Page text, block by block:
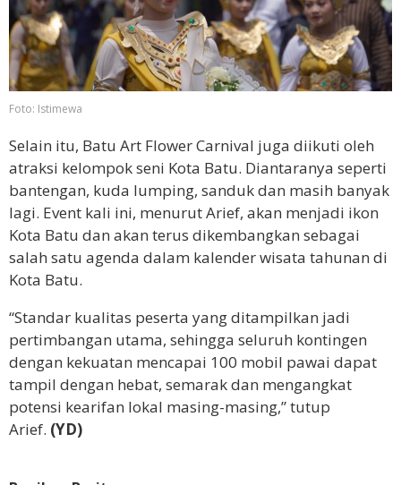
Foto: Istimewa
Selain itu, Batu Art Flower Carnival juga diikuti oleh
atraksi kelompok seni Kota Batu. Diantaranya seperti
bantengan, kuda lumping, sanduk dan masih banyak
lagi. Event kali ini, menurut Arief, akan menjadi ikon
Kota Batu dan akan terus dikembangkan sebagai
salah satu agenda dalam kalender wisata tahunan di
Kota Batu.
“Standar kualitas peserta yang ditampilkan jadi
pertimbangan utama, sehingga seluruh kontingen
dengan kekuatan mencapai 100 mobil pawai dapat
tampil dengan hebat, semarak dan mengangkat
potensi kearifan lokal masing-masing,” tutup
Arief. (YD)